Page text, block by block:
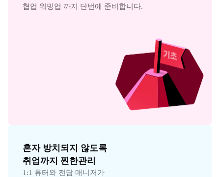
협업 워밍업 까지 단번에 준비합니다.
혼자 방치되지 않도록
취업까지 찐한관리
1:1 튜터와 전담 매니저가